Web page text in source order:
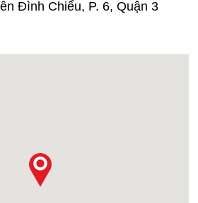
Đình Chiểu, P. 6, Quận 3